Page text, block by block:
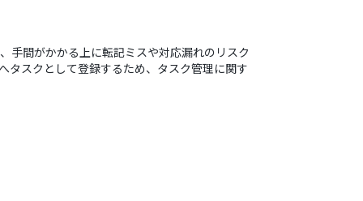
間がかかる上に転記ミスや対応漏れのリスク
スクとして登録するため、タスク管理に関す